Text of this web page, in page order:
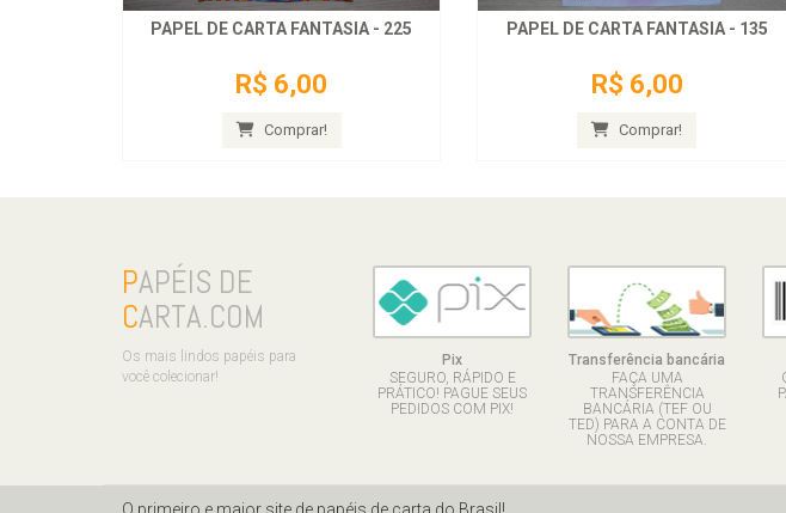
PAPEL DE CARTA FANTASIA - 225
R$ 6,00
Comprar!
PAPEL DE CARTA FANTASIA - 135
R$ 6,00
Comprar!
PAPÉIS DE
CARTA.COM
Os mais lindos papéis para
você colecionar!
Pix
SEGURO, RÁPIDO E
PRÁTICO! PAGUE SEUS
PEDIDOS COM PIX!
Transferência bancária
FAÇA UMA
TRANSFERÊNCIA
BANCÁRIA (TEF OU
TED) PARA A CONTA DE
NOSSA EMPRESA.